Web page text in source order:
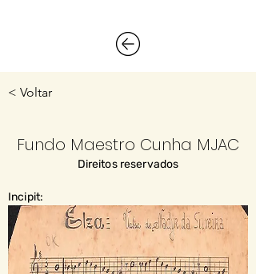
< Voltar
Fundo Maestro Cunha MJAC
Direitos reservados
Incipit: